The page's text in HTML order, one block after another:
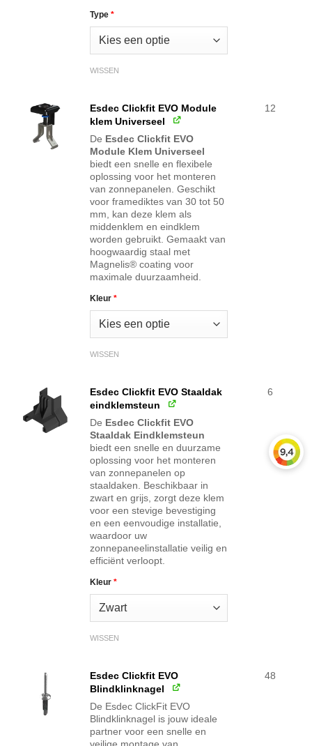
Type*
WISSEN
Esdec Clickfit EVO Module
klem Universeel
De Esdec Clickfit EVO
Module Klem Universeel
biedt een snelle en flexibele
oplossing voor het monteren
van zonnepanelen. Geschikt
voor framediktes van 30 tot 50
mm, kan deze klem als
middenklem en eindklem
worden gebruikt. Gemaakt van
hoogwaardig staal met
Magnelis® coating voor
maximale duurzaamheid.
Kleur*
WISSEN
12
Esdec Clickfit EVO Staaldak
eindklemsteun
De Esdec Clickfit EVO
Staaldak Eindklemsteun
biedt een snelle en duurzame
oplossing voor het monteren
van zonnepanelen op
staaldaken. Beschikbaar in
zwart en grijs, zorgt deze klem
voor een stevige bevestiging
en een eenvoudige installatie,
waardoor uw
zonnepaneelinstallatie veilig en
efficiënt verloopt.
Kleur*
WISSEN
6
Esdec Clickfit EVO
Blindklinknagel
De Esdec ClickFit EVO
Blindklinknagel is jouw ideale
partner voor een snelle en
48